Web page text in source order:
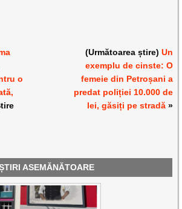
o
(Următoarea știre) Un
exemplu de cinste: O
femeie din Petroșani a
predat poliției 10.000 de
lei, găsiți pe stradă»
ASEMĂNĂTOARE